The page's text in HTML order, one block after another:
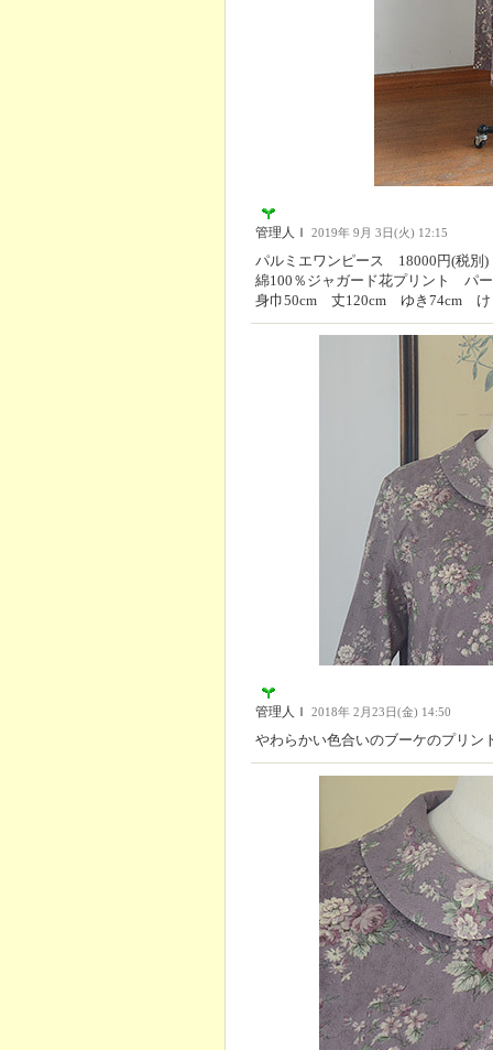
管理人Ｉ 2019年 9月 3日(火) 12:15
パルミエワンピース 18000円(税別)
綿100％ジャガード花プリント パ
身巾50cm 丈120cm ゆき74cm け
管理人Ｉ 2018年 2月23日(金) 14:50
やわらかい色合いのブーケのプリン